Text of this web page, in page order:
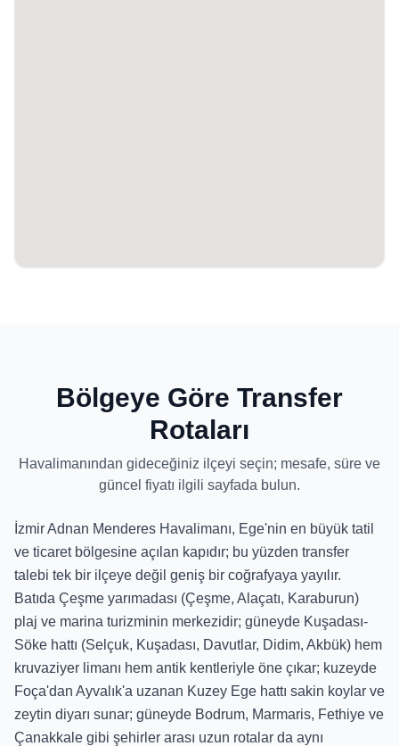
Bölgeye Göre Transfer
Rotaları
Havalimanından gideceğiniz ilçeyi seçin; mesafe, süre ve
güncel fiyatı ilgili sayfada bulun.
İzmir Adnan Menderes Havalimanı, Ege'nin en büyük tatil
ve ticaret bölgesine açılan kapıdır; bu yüzden transfer
talebi tek bir ilçeye değil geniş bir coğrafyaya yayılır.
Batıda Çeşme yarımadası (Çeşme, Alaçatı, Karaburun)
plaj ve marina turizminin merkezidir; güneyde Kuşadası-
Söke hattı (Selçuk, Kuşadası, Davutlar, Didim, Akbük) hem
kruvaziyer limanı hem antik kentleriyle öne çıkar; kuzeyde
Foça'dan Ayvalık'a uzanan Kuzey Ege hattı sakin koylar ve
zeytin diyarı sunar; güneyde Bodrum, Marmaris, Fethiye ve
Çanakkale gibi şehirler arası uzun rotalar da aynı